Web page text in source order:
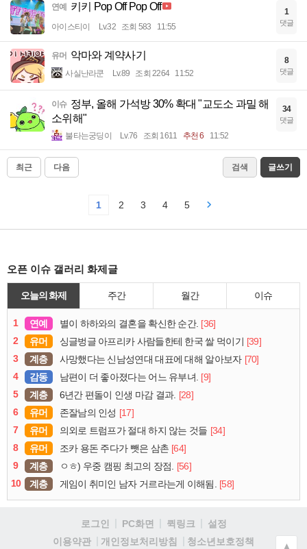
연예 키키 Pop Off Pop Off
아이스티이 Lv.32 조회 583 11:55
1
댓글
유머 악마와 계약사기
사실난라쿤 Lv.89 조회 2264 11:52
8
댓글
이슈 정부, 올해 가석방 30% 확대 "교도소 과밀 해
소위해"
불타는궁딩이 Lv.76 조회 1611 추천 6 11:52
34
댓글
최근 다음 검색 글쓰기
1 2 3 4 5
오픈 이슈 갤러리 화제글
오늘의 화제 주간 월간 이슈
1 연예 별이 하하와의 결혼을 확신한 순간. [36]
2
유머 싱글벙글 아프리카 사람들한테 한국 쌀 먹이기
[39]
3
계층 사망했다는 신남성연대 대표에 대해 알아보자 [70]
4
감동 남편이 더 좋아졌다는 어느 유부녀. [9]
5
계층 6년간 편돌이 인생 마감 결과. [28]
6
유머 존잘남의 인성 [17]
7
유머 의외로 트럼프가 절대 하지 않는 것들 [34]
8
유머 조카 용돈 주다가 뺏은 삼촌 [64]
9
계층 ㅇㅎ) 우중 캠핑 최고의 장점. [56]
10
계층 게임이 취미인 남자 거르라는게 이해됨. [58]
로그인 PC화면 퀵링크
설정
이용약관
개인정보처리방침
청소년보호정책
▲